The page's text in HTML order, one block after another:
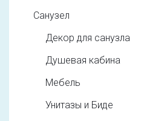
Санузел
Декор для санузла
Душевая кабина
Мебель
Унитазы и Биде